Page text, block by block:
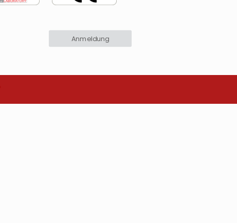
Anmeldung